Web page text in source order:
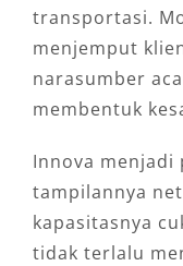
transportasi.
menjemput
narasumber
membentuk
Innova menjadi
tampilannya
kapasitasnya
tidak terlalu